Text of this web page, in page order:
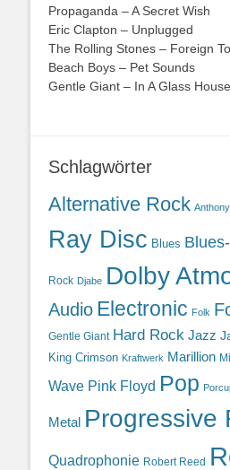
Propaganda – A Secret Wish
Eric Clapton – Unplugged
The Rolling Stones – Foreign
Beach Boys – Pet Sounds
Gentle Giant – In A Glass House
Schlagwörter
Alternative Rock
Ray Disc Blues
Rock Djabe Dolby
Audio Electronic Folk
Gentle Giant Hard Rock Jazz
King Crimson Kraftwerk Marillion
Wave Pink Floyd Pop
Metal Progressive
Quadrophonie Robert Reed